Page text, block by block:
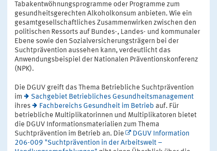
Tabakentwöhnungsprogramme oder Programme zum
gesundheitsgerechten Alkoholkonsum anbieten. Wie ein
gesamtgesellschaftliches Zusammenwirken zwischen den
politischen Ressorts auf Bundes-, Landes- und kommunaler
Ebene sowie den Sozialversicherungsträgern bei der
Suchtprävention aussehen kann, verdeutlicht das
Anwendungsbeispiel der Nationalen Präventionskonferenz
(NPK).
Die DGUV greift das Thema Betriebliche Suchtprävention
im
Sachgebiet Betriebliches Gesundheitsmanagement
ihres
Fachbereichs Gesundheit im Betrieb auf. Für
betriebliche Multiplikatorinnen und Multiplikatoren bietet
die DGUV Informationsmaterialien zum Thema
Suchtprävention im Betrieb an. Die
DGUV Information
206-009 "Suchtprävention in der Arbeitswelt –